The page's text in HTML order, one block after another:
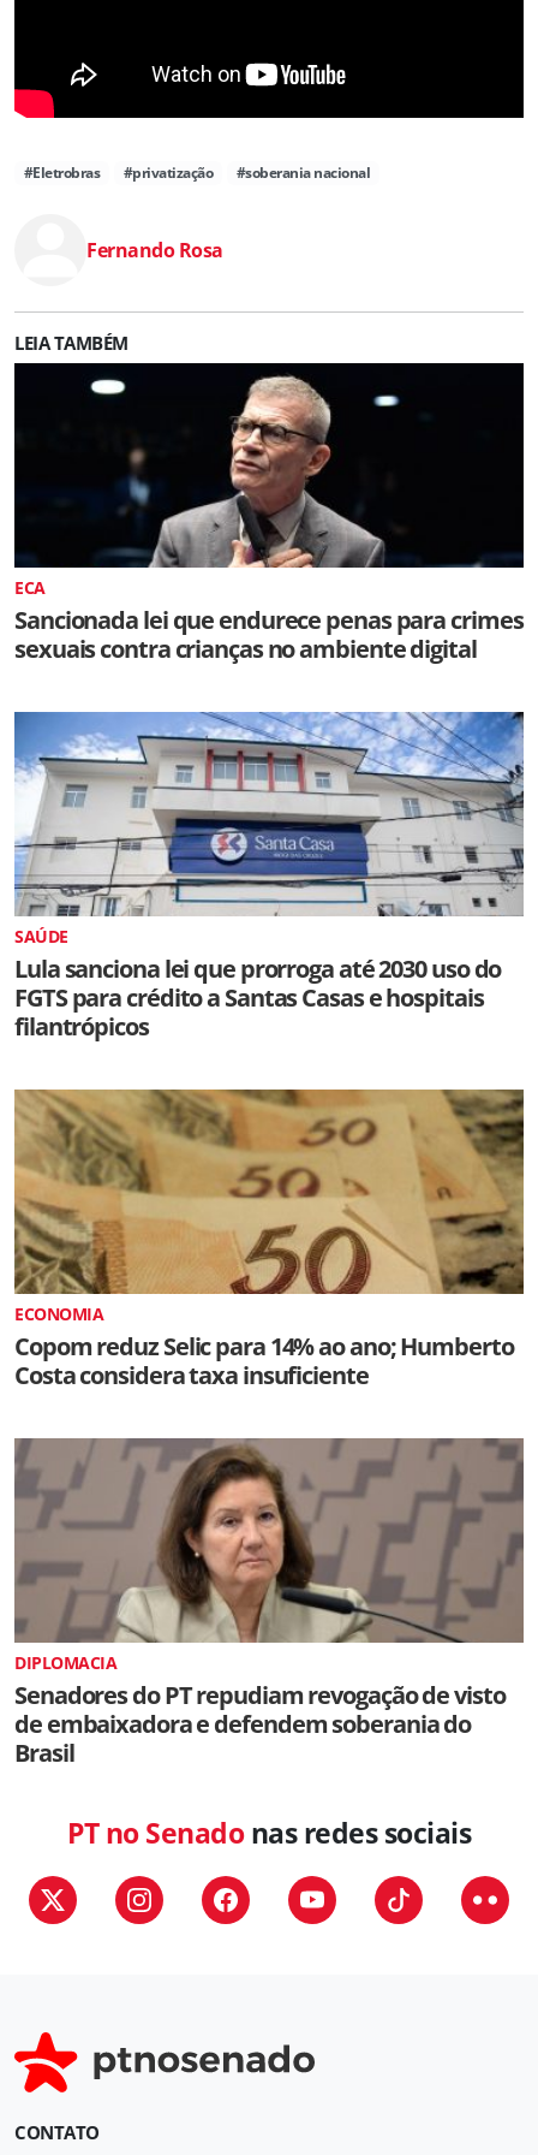
#Eletrobras #privatização #soberania nacional
Fernando Rosa
LEIA TAMBÉM
ECA
Sancionada lei que endurece penas para crimes
sexuais contra crianças no ambiente digital
SAÚDE
Lula sanciona lei que prorroga até 2030 uso do
FGTS para crédito a Santas Casas e hospitais
filantrópicos
ECONOMIA
Copom reduz Selic para 14% ao ano; Humberto
Costa considera taxa insuficiente
DIPLOMACIA
Senadores do PT repudiam revogação de visto
de embaixadora e defendem soberania do
Brasil
PT no Senadonas redes sociais
CONTATO